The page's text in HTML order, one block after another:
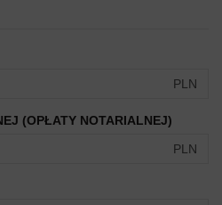
PLN
(OPŁATY NOTARIALNEJ)
PLN